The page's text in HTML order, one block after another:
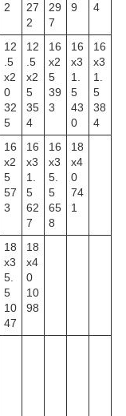
2
27
2
29
7
9
4
12
.5
x2
0
32
5
12
.5
x2
5
35
4
16
x2
5
39
3
16
x3
1.
5
43
0
16
x3
1.
5
38
4
16
x2
5
57
3
16
x3
1.
5
62
7
16
x3
5.
5
65
8
18
x4
0
74
1
18
x3
5.
5
10
47
18
x4
0
10
98